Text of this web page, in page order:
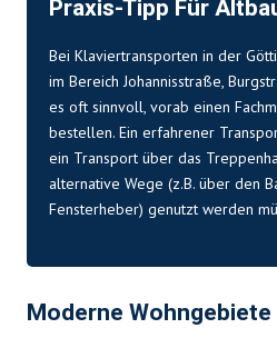
Praxis-Tipp Für
Bei Klaviertransporten in der
im Bereich Johannisstraße,
es oft sinnvoll, vorab einen
bestellen. Ein erfahrener
ein Transport über das
alternative Wege (z.B. über den
Fensterheber) genutzt werden
Moderne